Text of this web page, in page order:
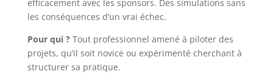
efficacement avec les sponsors. Des simulations sans
les conséquences d’un vrai échec.
Pour qui ?Tout professionnel amené à piloter des
projets, qu’il soit novice ou expérimenté cherchant à
structurer sa pratique.